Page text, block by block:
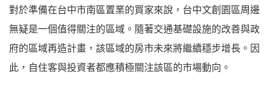
對於準備在台中市南區置業的買家來說，台中文創園區周邊
無疑是一個值得關注的區域。隨著交通基礎設施的改善與政
府的區域再造計畫，該區域的房市未來將繼續穩步增長。因
此，自住客與投資者都應積極關注該區的市場動向。